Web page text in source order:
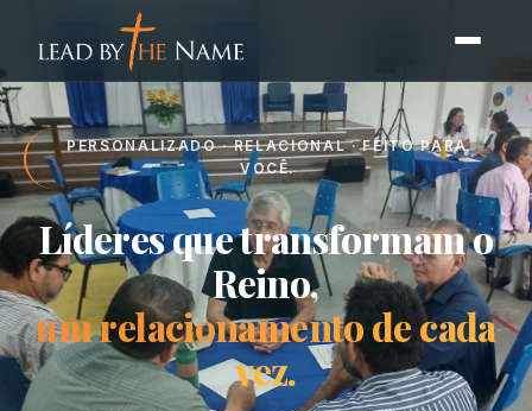
PERSONALIZADO · RELACIONAL · FEITO PARA
VOCÊ.
Líderes que transformam o
Reino,
um relacionamento de cada
vez.